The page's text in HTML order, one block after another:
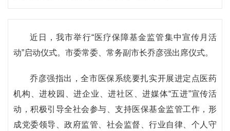
近日，我市举行“医疗保障基金监管集中宣传月活
动”启动仪式。市委常委、常务副市长乔彦强出席仪式。
乔彦强指出，全市医保系统要扎实开展进定点医药
机构、进校园、进企业、进社区、进媒体“五进”宣传活
动，积极引导全社会参与、支持医保基金监管工作，形
成党委领导、政府监管、社会监督、行业自律、个人守